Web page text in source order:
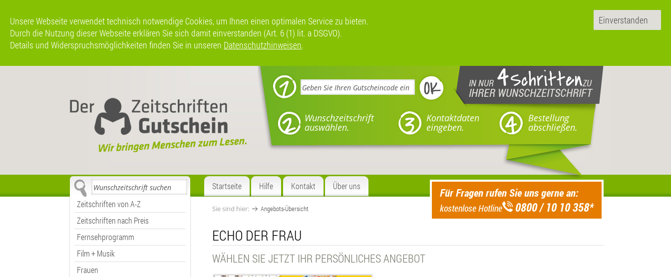
Unsere Webseite verwendet technisch notwendige Cookies, um Ihnen einen optimalen Service zu bieten.
Durch die Nutzung dieser Webseite erklären Sie sich damit einverstanden (Art. 6 (1) lit. a DSGVO).
Details und Widerspruchsmöglichkeiten finden Sie in unseren Datenschutzhinweisen.
Einverstanden
IN NUR 4SchrittenZU
IHRER WUNSCHZEITSCHRIFT
Wunschzeitschrift
auswählen.
Kontaktdaten
eingeben.
Bestellung
abschließen.
Für Fragen rufen Sie uns gerne an:
kostenlose Hotline 0800 / 10 10 358*
Zeitschriften von A-Z
Zeitschriften nach Preis
Fernsehprogramm
Film + Musik
Frauen
Startseite Hilfe Kontakt Über uns
Sie sind hier: Angebots-Übersicht
ECHO DER FRAU
WÄHLEN SIE JETZT IHR PERSÖNLICHES ANGEBOT